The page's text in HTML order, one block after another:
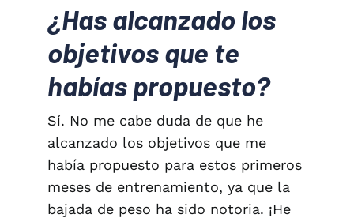
¿Has alcanzado los
objetivos que te
habías propuesto?
Sí. No me cabe duda de que he
alcanzado los objetivos que me
había propuesto para estos primeros
meses de entrenamiento, ya que la
bajada de peso ha sido notoria. ¡He